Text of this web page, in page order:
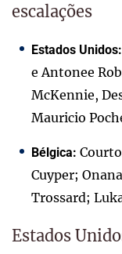
escalações
Estados Unidos:
e Antonee
McKennie,
Mauricio
Bélgica:
Cuyper;
Trossard;
Estados